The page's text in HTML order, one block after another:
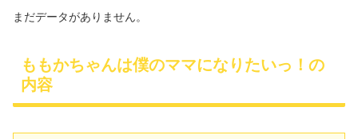
まだデータがありません。
ももかちゃんは僕のママになりたいっ！の
内容